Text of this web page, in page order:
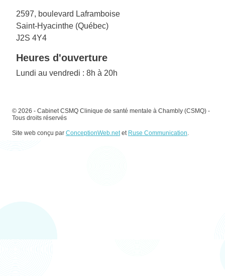
2597, boulevard Laframboise
Saint-Hyacinthe (Québec)
J2S 4Y4
Heures d'ouverture
Lundi au vendredi : 8h à 20h
© 2026 - Cabinet CSMQ Clinique de santé mentale à Chambly (CSMQ) -
Tous droits réservés
Site web conçu par ConceptionWeb.netet Ruse Communication.